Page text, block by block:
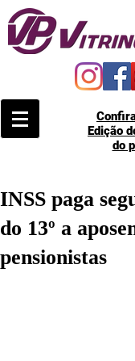
Edição
do
INSS paga
do 13º a
pensionistas